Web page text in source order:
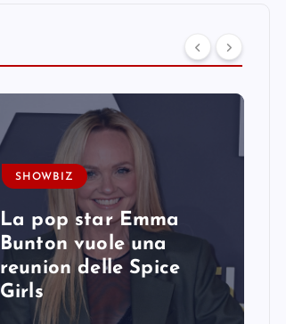
SHOWBIZ
La pop star Emma
Bunton vuole una
reunion delle Spice
Girls